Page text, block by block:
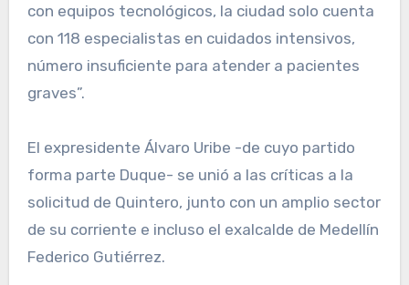
con equipos tecnológicos, la ciudad solo cuenta
con 118 especialistas en cuidados intensivos,
número insuficiente para atender a pacientes
graves”.
El expresidente Álvaro Uribe -de cuyo partido
forma parte Duque- se unió a las críticas a la
solicitud de Quintero, junto con un amplio sector
de su corriente e incluso el exalcalde de Medellín
Federico Gutiérrez.